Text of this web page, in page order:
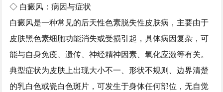
◇ 白癜风：病因与症状
白癜风是一种常见的后天性色素脱失性皮肤病，主要由于
皮肤黑色素细胞功能消失或受损引起，具体病因复杂，可
能与自身免疫、遗传、神经精神因素、氧化应激等有关。
典型症状为皮肤上出现大小不一、形状不规则、边界清楚
的乳白色或瓷白色斑片，可发生于身体任何部位，无自觉